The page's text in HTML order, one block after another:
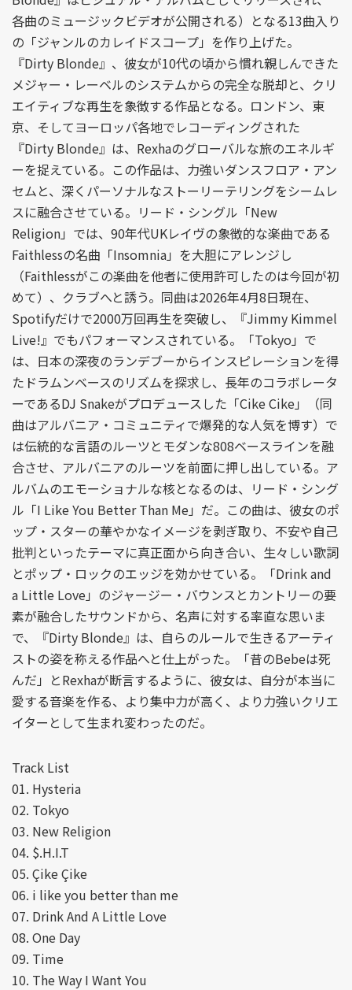
各曲のミュージックビデオが公開される）となる13曲入り
の「ジャンルのカレイドスコープ」を作り上げた。
『Dirty Blonde』、彼女が10代の頃から慣れ親しんできた
メジャー・レーベルのシステムからの完全な脱却と、クリ
エイティブな再生を象徴する作品となる。ロンドン、東
京、そしてヨーロッパ各地でレコーディングされた
『Dirty Blonde』は、Rexhaのグローバルな旅のエネルギ
ーを捉えている。この作品は、力強いダンスフロア・アン
セムと、深くパーソナルなストーリーテリングをシームレ
スに融合させている。リード・シングル「New
Religion」では、90年代UKレイヴの象徴的な楽曲である
Faithlessの名曲「Insomnia」を大胆にアレンジし
（Faithlessがこの楽曲を他者に使用許可したのは今回が初
めて）、クラブへと誘う。同曲は2026年4月8日現在、
Spotifyだけで2000万回再生を突破し、『Jimmy Kimmel
Live!』でもパフォーマンスされている。「Tokyo」で
は、日本の深夜のランデブーからインスピレーションを得
たドラムンベースのリズムを探求し、長年のコラボレータ
ーであるDJ Snakeがプロデュースした「Cike Cike」（同
曲はアルバニア・コミュニティで爆発的な人気を博す）で
は伝統的な言語のルーツとモダンな808ベースラインを融
合させ、アルバニアのルーツを前面に押し出している。ア
ルバムのエモーショナルな核となるのは、リード・シング
ル「I Like You Better Than Me」だ。この曲は、彼女のポ
ップ・スターの華やかなイメージを剥ぎ取り、不安や自己
批判といったテーマに真正面から向き合い、生々しい歌詞
とポップ・ロックのエッジを効かせている。「Drink and
a Little Love」のジャージー・バウンスとカントリーの要
素が融合したサウンドから、名声に対する率直な思いま
で、『Dirty Blonde』は、自らのルールで生きるアーティ
ストの姿を称える作品へと仕上がった。「昔のBebeは死
んだ」とRexhaが断言するように、彼女は、自分が本当に
愛する音楽を作る、より集中力が高く、より力強いクリエ
イターとして生まれ変わったのだ。
Track List
01. Hysteria
02. Tokyo
03. New Religion
04. $.H.I.T
05. Çike Çike
06. i like you better than me
07. Drink And A Little Love
08. One Day
09. Time
10. The Way I Want You